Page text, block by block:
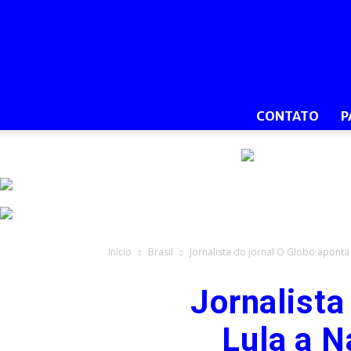
CONTATO
Início Brasil Jornalista do jornal O Globo
Jornalista
Lula a